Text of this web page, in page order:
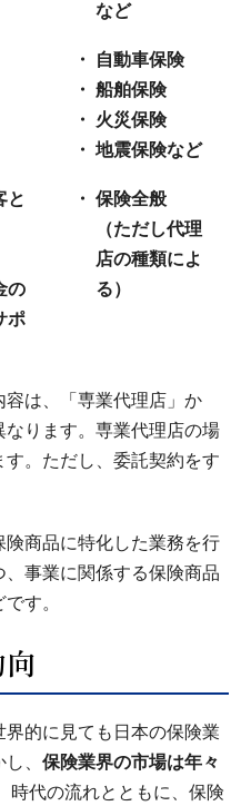
など
自動車保険
船舶保険
火災保険
地震保険など
と
の
ポ
保険全般
（ただし代理
店の種類によ
る）
は、「専業代理店」か
なります。専業代理店の場
。ただし、委託契約をす
商品に特化した業務を行
事業に関係する保険商品
す。
的に見ても日本の保険業
、 保険業界の市場は年々
時代の流れとともに、保険